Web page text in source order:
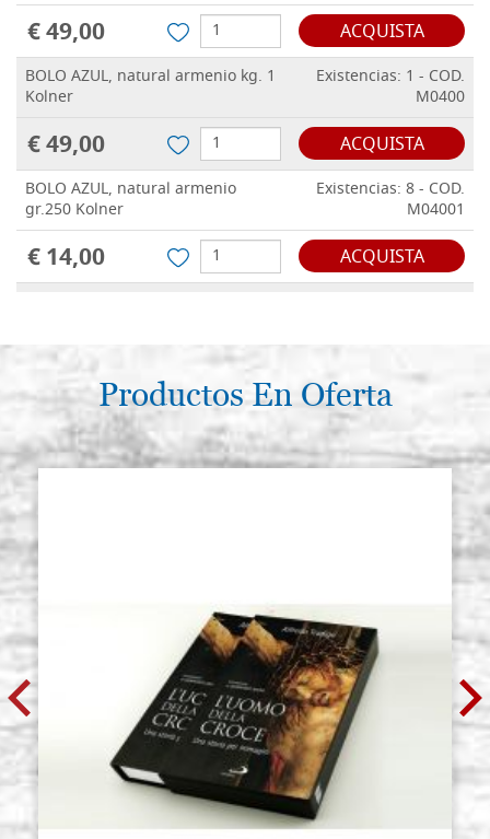
€ 49,00 ACQUISTA
BOLO AZUL, natural armenio kg. 1
Kolner
Existencias: 1 - COD.
M0400
€ 49,00 ACQUISTA
BOLO AZUL, natural armenio
gr.250 Kolner
Existencias: 8 - COD.
M04001
€ 14,00 ACQUISTA
€ 14,00 ACQUISTA
BOLO amarillo ocra, armenio
natural gr.250 Kolner
Existencias: 1 - COD.
€ 14,00
Productos En Oferta